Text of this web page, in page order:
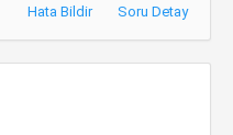
Hata Bildir Soru Detay